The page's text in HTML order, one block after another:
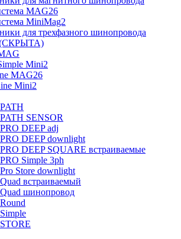
MAG26
MiniMag2
для трехфазного шинопровода
(СКРЫТА)
Mini2
MAG26
Mini2
SENSOR
DEEP adj
DEEP downlight
DEEP SQUARE встраиваемые
Simple 3ph
Store downlight
встраиваемый
шинопровод